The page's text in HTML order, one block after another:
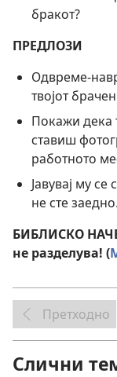
бракот?
ПРЕДЛОЗИ
Одвреме-
твојот
Покажи дека
ставиш
работното
Јавувај му
не сте заедно.
БИБЛИСКО
не разделува! (
Претходно
Слични